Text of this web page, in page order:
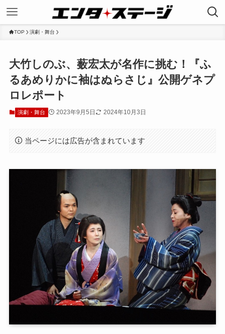
TOP 演劇・舞台
大竹しのぶ、薮宏太が名作に挑む！『ふ
るあめりかに袖はぬらさじ』公開ゲネプ
ロレポート
演劇・舞台 2023年9月5日 2024年10月3日
当ページには広告が含まれています